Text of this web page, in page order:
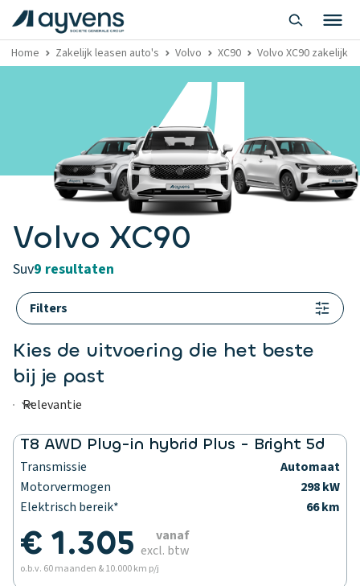
Home Zakelijk leasen auto's Volvo XC90 Volvo XC90 zakelijk
Volvo XC90
suv9 resultaten
Filters
Kies de uitvoering die het beste
bij je past
T8 AWD Plug-in hybrid Plus - Bright 5d
Transmissie
Automaat
Motorvermogen
298 kW
Elektrisch bereik*
66 km
€ 1.305
vanaf
excl. btw
o.b.v. 60 maanden & 10.000 km p/j